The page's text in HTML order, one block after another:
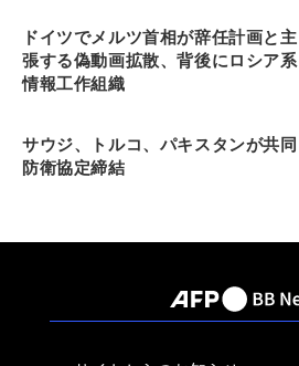
ドイツでメルツ首相が辞任計画と主
張する偽動画拡散、背後にロシア系
情報工作組織
サウジ、トルコ、パキスタンが共同
防衛協定締結